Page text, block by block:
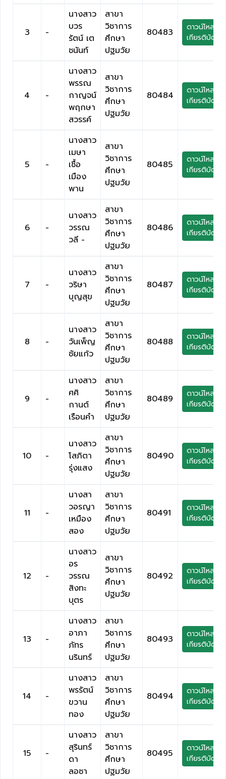
3 -
นางสาว
บวร
รัตน์ เต
ชนันท์
สาขา
วิชาการ
ศึกษา
ปฐมวัย
80483
ดาวน์โหลด
เกียรติบัตร
4 -
นางสาว
พรรณ
กาญจน์
พฤกษา
สวรรค์
สาขา
วิชาการ
ศึกษา
ปฐมวัย
80484
ดาวน์โหลด
เกียรติบัตร
5 -
นางสาว
เมษา
เชื้อ
เมือง
พาน
สาขา
วิชาการ
ศึกษา
ปฐมวัย
80485
ดาวน์โหลด
เกียรติบัตร
6 -
นางสาว
วรรณ
วลี -
สาขา
วิชาการ
ศึกษา
ปฐมวัย
80486
ดาวน์โหลด
เกียรติบัตร
7 -
นางสาว
วริษา
บุญสุข
สาขา
วิชาการ
ศึกษา
ปฐมวัย
80487
ดาวน์โหลด
เกียรติบัตร
8 -
นางสาว
วันเพ็ญ
ชัยแก้ว
สาขา
วิชาการ
ศึกษา
ปฐมวัย
80488
ดาวน์โหลด
เกียรติบัตร
9 -
นางสาว
ศศิ
กานต์
เรือนคำ
สาขา
วิชาการ
ศึกษา
ปฐมวัย
80489
ดาวน์โหลด
เกียรติบัตร
10 -
นางสาว
โสภิตา
รุ่งแสง
สาขา
วิชาการ
ศึกษา
ปฐมวัย
80490
ดาวน์โหลด
เกียรติบัตร
11 -
นางสา
วอรญา
เหมือง
สอง
สาขา
วิชาการ
ศึกษา
ปฐมวัย
80491
ดาวน์โหลด
เกียรติบัตร
12 -
นางสาว
อร
วรรณ
สิงทะ
บุตร
สาขา
วิชาการ
ศึกษา
ปฐมวัย
80492
ดาวน์โหลด
เกียรติบัตร
13 -
นางสาว
อาภา
ภัทร
นรินทร์
สาขา
วิชาการ
ศึกษา
ปฐมวัย
80493
ดาวน์โหลด
เกียรติบัตร
14 -
นางสาว
พรรัตน์
ขวาน
ทอง
สาขา
วิชาการ
ศึกษา
ปฐมวัย
80494
ดาวน์โหลด
เกียรติบัตร
15 -
นางสาว
สุรินทร์
ดา
ลอซา
สาขา
วิชาการ
ศึกษา
ปฐมวัย
80495
ดาวน์โหลด
เกียรติบัตร